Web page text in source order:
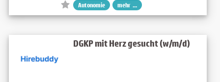
Autonomie mehr ...
DGKP mit Herz gesucht (w/m/d)